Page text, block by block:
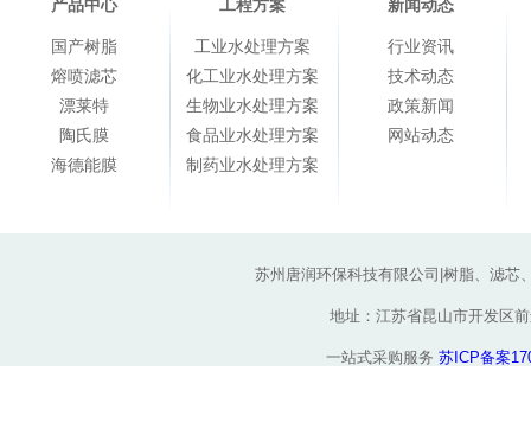
产品中心
国产树脂
熔喷滤芯
漂莱特
陶氏膜
海德能膜
工程方案
工业水处理方案
化工业水处理方案
生物业水处理方案
食品业水处理方案
制药业水处理方案
新闻动态
行业资讯
技术动态
政策新闻
网站动态
苏州唐润环保科技有限公司|树脂、滤芯
地址：江苏省昆山市开发区
一站式采购服务 苏ICP备案